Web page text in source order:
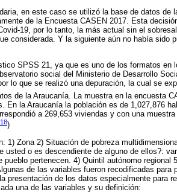
en este caso se utilizó la base de datos de
de la Encuesta CASEN 2017. Esta
19, por lo tanto, la más actual sin el
considerada. Y la siguiente aún no había sido
SPSS 21, ya que es uno de los formatos en
social del Ministerio de Desarrollo
lo que se realizó una depuración, la cual se
de la Araucanía. La muestra en la encuesta
En la Araucanía la población es de 1,027,876
a 269,653 viviendas y con una
)
1) Zona 2) Situación de pobreza
o es descendiente de alguno de ellos?:
pertenecen. 4) Quintil autónomo regional
de las variables fueron recodificadas para
presentación de los datos especialmente para
una de las variables y su definición: